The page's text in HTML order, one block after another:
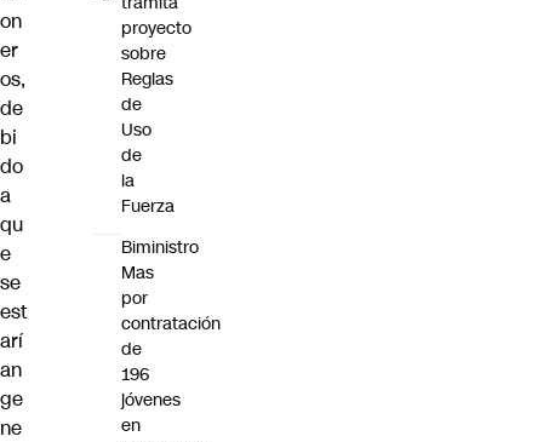
on
er
os,
de
bi
do
a
qu
e
se
est
arí
an
ge
ne
proyecto
sobre
Reglas
de
Uso
de
la
Fuerza
Biministro
Mas
por
contratación
de
196
jóvenes
en